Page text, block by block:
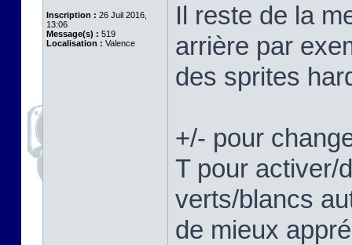
Inscription : 26 Juil 2016,
13:06
Message(s) : 519
Localisation : Valence
Il reste de la
arrière par
des sprites
+/- pour
T pour activer/
verts/blancs
de mieux